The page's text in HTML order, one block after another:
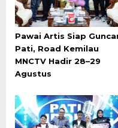
Pawai Artis Siap
Pati, Road Kemilau
MNCTV Hadir 28–29
Agustus